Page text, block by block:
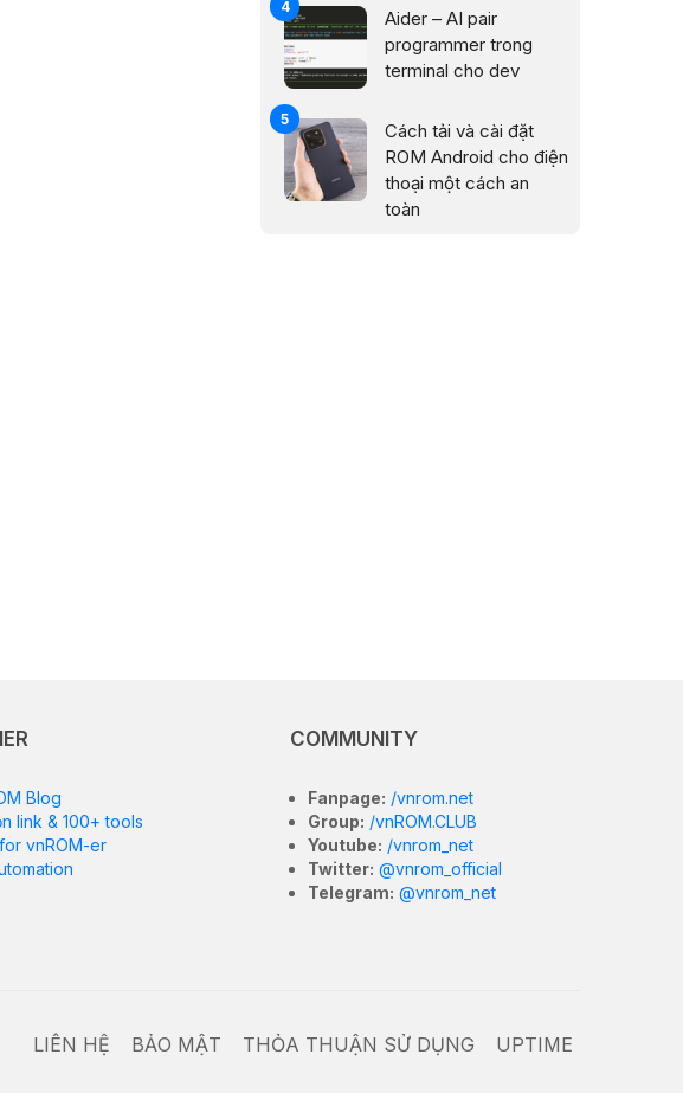
Aider – AI pair
programmer trong
terminal cho dev
Cách tải và cài đặt
ROM Android cho điện
thoại một cách an
toàn
Blog
link & 100+ tools
vnROM-er
COMMUNITY
Fanpage: /vnrom.net
Group: /vnROM.CLUB
Youtube: /vnrom_net
Twitter: @vnrom_official
Telegram: @vnrom_net
LIÊN HỆ BẢO MẬT THỎA THUẬN SỬ DỤNG UPTIME